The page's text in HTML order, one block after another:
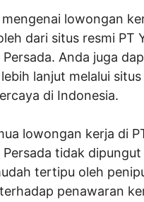
lowongan
dari situs resmi PT
Persada. Anda juga
lanjut melalui
di Indonesia.
lowongan kerja di
Persada tidak
tertipu oleh
penawaran